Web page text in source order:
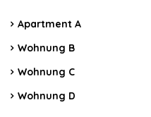
Apartment A
Wohnung B
Wohnung C
Wohnung D